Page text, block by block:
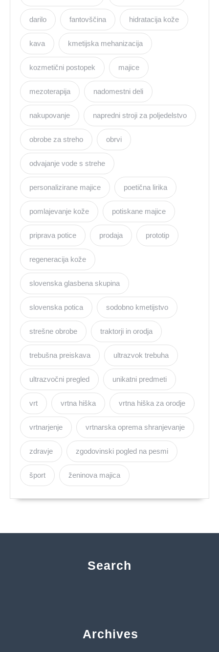
darilo fantovščina hidratacija kože
kava kmetijska mehanizacija
kozmetični postopek majice
mezoterapija nadomestni deli
nakupovanje napredni stroji za poljedelstvo
obrobe za streho obrvi
odvajanje vode s strehe
personalizirane majice poetična lirika
pomlajevanje kože potiskane majice
priprava potice prodaja prototip
regeneracija kože
slovenska glasbena skupina
slovenska potica sodobno kmetijstvo
strešne obrobe traktorji in orodja
trebušna preiskava ultrazvok trebuha
ultrazvočni pregled unikatni predmeti
vrt vrtna hiška vrtna hiška za orodje
vrtnarjenje vrtnarska oprema shranjevanje
zdravje zgodovinski pogled na pesmi
šport ženinova majica
Search
Archives